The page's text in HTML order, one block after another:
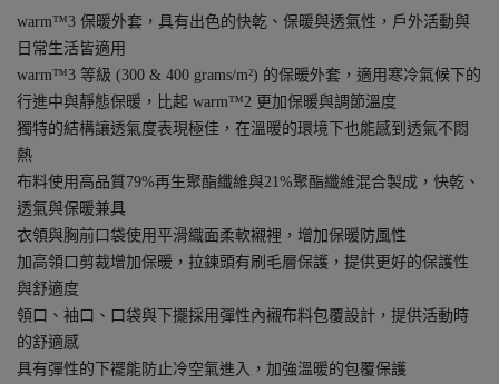
warm™3 保暖外套，具有出色的快乾、保暖與透氣性，戶外活動與
日常生活皆適用
warm™3 等級 (300 & 400 grams/m²) 的保暖外套，適用寒冷氣候下的
行進中與靜態保暖，比起 warm™2 更加保暖與調節溫度
獨特的結構讓透氣度表現極佳，在溫暖的環境下也能感到透氣不悶
熱
布料使用高品質79%再生聚酯纖維與21%聚酯纖維混合製成，快乾、
透氣與保暖兼具
衣領與胸前口袋使用平滑織面柔軟襯裡，增加保暖防風性
加高領口剪裁增加保暖，拉鍊頭有刷毛層保護，提供更好的保護性
與舒適度
領口、袖口、口袋與下擺採用彈性內襯布料包覆設計，提供活動時
的舒適感
具有彈性的下襬能防止冷空氣進入，加強溫暖的包覆保護